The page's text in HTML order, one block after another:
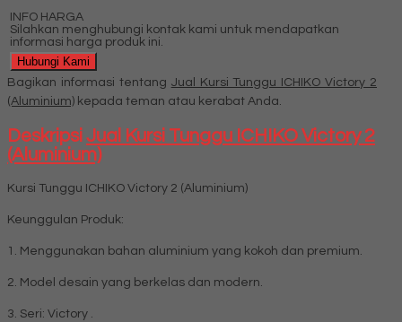
INFO HARGA
Silahkan menghubungi kontak kami untuk mendapatkan
informasi harga produk ini.
Hubungi Kami
Bagikan informasi tentang Jual Kursi Tunggu ICHIKO Victory 2
(Aluminium) kepada teman atau kerabat Anda.
DeskripsiJual Kursi Tunggu ICHIKO Victory 2
(Aluminium)
Kursi Tunggu ICHIKO Victory 2 (Aluminium)
Keunggulan Produk:
1. Menggunakan bahan aluminium yang kokoh dan premium.
2. Model desain yang berkelas dan modern.
3. Seri: Victory .